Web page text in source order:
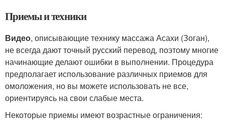
Приемы и техники
Видео, описывающие технику массажа Асахи (Зоган),
не всегда дают точный русский перевод, поэтому многие
начинающие делают ошибки в выполнении. Процедура
предполагает использование различных приемов для
омоложения, но вы можете использовать не все,
ориентируясь на свои слабые места.
Некоторые приемы имеют возрастные ограничения: